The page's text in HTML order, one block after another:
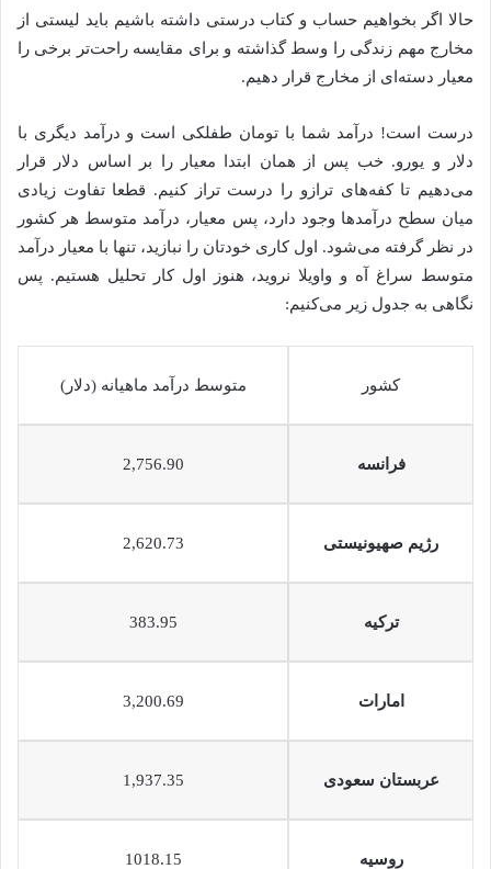
حالا اگر بخواهیم حساب و کتاب درستی داشته باشیم باید لیستی از
مخارج مهم زندگی را وسط گذاشته و برای مقایسه راحت‌تر برخی را
معیار دسته‌ای از مخارج قرار دهیم.
درست است! درآمد شما با تومان طفلکی است و درآمد دیگری با
دلار و یورو. خب پس از همان ابتدا معیار را بر اساس دلار قرار
می‌دهیم تا کفه‌های ترازو را درست تراز کنیم. قطعا تفاوت زیادی
میان سطح درآمدها وجود دارد، پس معیار، درآمد متوسط هر کشور
در نظر گرفته می‌شود. اول کاری خودتان را نبازید، تنها با معیار درآمد
متوسط سراغ آه و واویلا نروید، هنوز اول کار تحلیل هستیم. پس
نگاهی به جدول زیر می‌کنیم:
کشور متوسط درآمد ماهیانه (دلار)
فرانسه 2,756.90
رژیم صهیونیستی 2,620.73
ترکیه 383.95
امارات 3,200.69
عربستان سعودی 1,937.35
روسیه 1018.15